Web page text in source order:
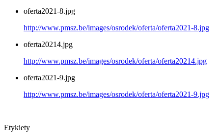
oferta2021-8.jpg
http://www.pmsz.be/images/osrodek/oferta/oferta2021-8.jpg
oferta20214.jpg
http://www.pmsz.be/images/osrodek/oferta/oferta20214.jpg
oferta2021-9.jpg
http://www.pmsz.be/images/osrodek/oferta/oferta2021-9.jpg
Etykiety